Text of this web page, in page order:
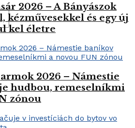
2026 – A Bányászok
kézművesekkel és egy új
kel életre
2026 – Námestie
hudbou, remeselníkmi
zónou